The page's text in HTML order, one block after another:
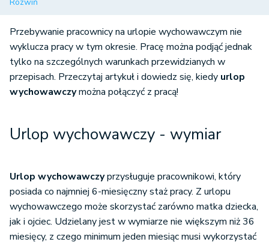
Przebywanie pracownicy na urlopie wychowawczym nie
wyklucza pracy w tym okresie. Pracę można podjąć jednak
tylko na szczególnych warunkach przewidzianych w
przepisach. Przeczytaj artykuł i dowiedz się, kiedy urlop
wychowawczymożna połączyć z pracą!
Urlop wychowawczy - wymiar
Urlop wychowawczyprzysługuje pracownikowi, który
posiada co najmniej 6-miesięczny staż pracy. Z urlopu
wychowawczego może skorzystać zarówno matka dziecka,
jak i ojciec. Udzielany jest w wymiarze nie większym niż 36
miesięcy, z czego minimum jeden miesiąc musi wykorzystać